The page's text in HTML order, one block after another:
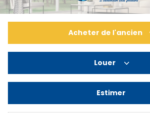
Acheter de l'ancien
De l'immo pro
Louer
Estimer